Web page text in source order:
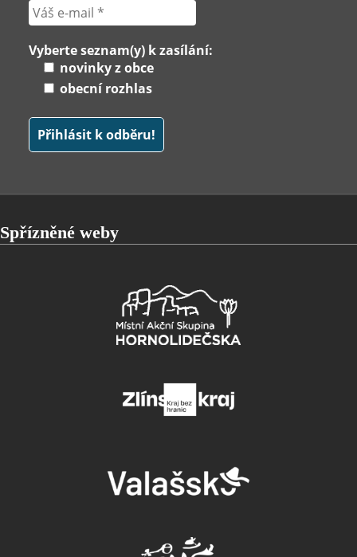
Vyberte seznam(y) k zasílání:
novinky z obce
obecní rozhlas
Spřízněné weby